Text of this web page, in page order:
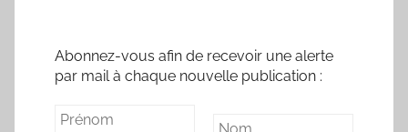
Abonnez-vous afin de recevoir une alerte
par mail à chaque nouvelle publication :